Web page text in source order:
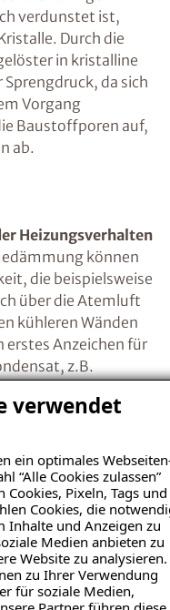
verwendet
ein optimales
“Alle Cookies zulassen”
Pixeln, Tags und
Cookies, die
Inhalte und Anzeigen zu
Medien anbieten zu
Website zu analysieren.
zu Ihrer Verwendung
für soziale Medien,
Sprengwirkung
wenn
und
ist, bilden
Durch die
in
der Salze
Als Folge
Putz- und
schlechte
führen, dass
beim
die Atemluft
kühleren
gegen
anfordern
Newsletter.